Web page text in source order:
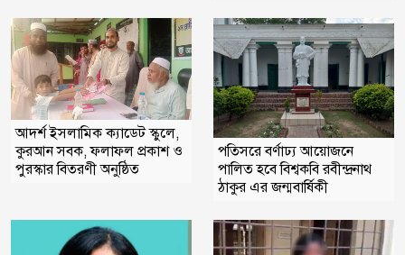
আদর্শ ইসলামিক ক্যাডেট স্কুলে,
কুরআন সবক, ফলাফল প্রকাশ ও
পুরস্কার বিতরণী অনুষ্ঠিত
পতিসরে বর্ণাঢ্য আয়োজনে
পালিত হবে বিশ্বকবি রবীন্দ্রনাথ
ঠাকুর এর জন্মবার্ষিকী ‎